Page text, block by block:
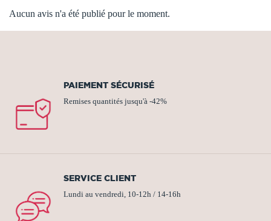
Aucun avis n'a été publié pour le moment.
PAIEMENT SÉCURISÉ
Remises quantités jusqu'à -42%
SERVICE CLIENT
Lundi au vendredi, 10-12h / 14-16h